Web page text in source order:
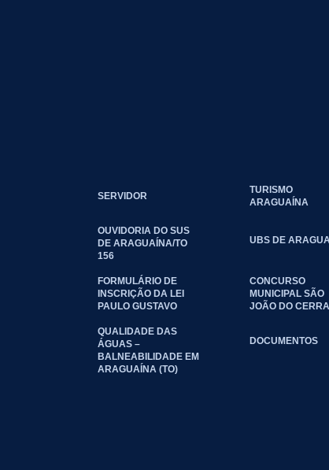
SERVIDOR
TURISMO
ARAGUAÍNA
OUVIDORIA DO SUS
DE ARAGUAÍNA/TO
156
UBS DE
FORMULÁRIO DE
INSCRIÇÃO DA LEI
PAULO GUSTAVO
CONCURSO
MUNICIPAL SÃO
JOÃO DO
QUALIDADE DAS
ÁGUAS –
BALNEABILIDADE EM
ARAGUAÍNA (TO)
DOCUMENTOS